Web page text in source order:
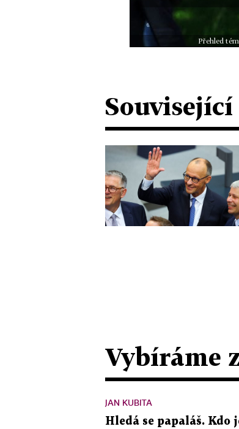
Přehled
Vybíráme
JAN KUBITA
Hledá se papaláš. Kdo